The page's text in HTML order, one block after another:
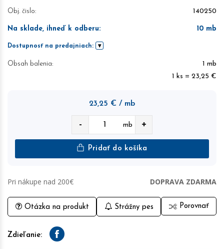
Obj. čislo: 140250
Na sklade, ihneď k odberu: 10mb
Dostupnosť na predajniach:
Obsah balenia:
1 mb
1 ks = 23,25 €
23,25 € / mb
- mb +
Pridať do košíka
Pri nákupe nad 200€ DOPRAVA ZDARMA
Otázka na produkt Strážny pes Porovnať
Zdieľanie: Facebook